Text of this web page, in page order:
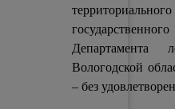
Департамента
Вологодской
– без